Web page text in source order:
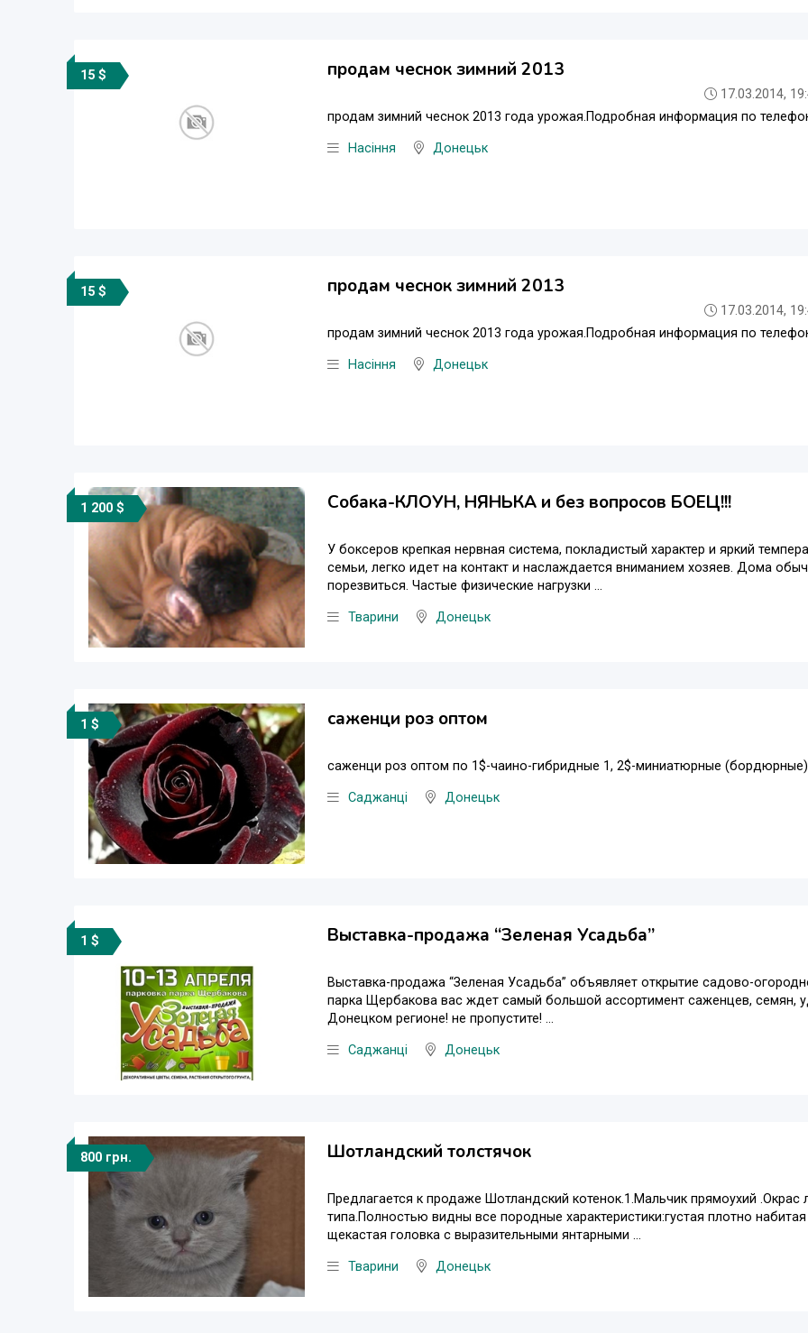
15 $ продам чеснок зимний 2013
17.03.2014,
продам зимний чеснок 2013 года урожая.Подробная информация по
Насіння Донецьк
15 $ продам чеснок зимний 2013
17.03.2014,
продам зимний чеснок 2013 года урожая.Подробная информация по
Насіння Донецьк
1 200 $ Собака-КЛОУН, НЯНЬКА и без вопросов БОЕЦ!!!
У боксеров крепкая нервная система, покладистый характер и яркий
семьи, легко идет на контакт и наслаждается вниманием хозяев. Дома
порезвиться. Частые физические нагрузки ...
Тварини Донецьк
1 $ саженци роз оптом
саженци роз оптом по 1$-чаино-гибридные 1, 2$-миниатюрные
Саджанці Донецьк
1 $ Выставка-продажа “Зеленая Усадьба”
Выставка-продажа “Зеленая Усадьба” объявляет открытие садово-
парка Щербакова вас ждет самый большой ассортимент саженцев, семян,
Донецком регионе! не пропустите! ...
Саджанці Донецьк
800 грн. Шотландский толстячок
Предлагается к продаже Шотландский котенок.1.Мальчик прямоухий
типа.Полностью видны все породные характеристики:густая плотно
щекастая головка с выразительными янтарными ...
Тварини Донецьк